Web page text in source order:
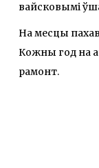
вайсковымі
На месцы
Кожны год на
рамонт.